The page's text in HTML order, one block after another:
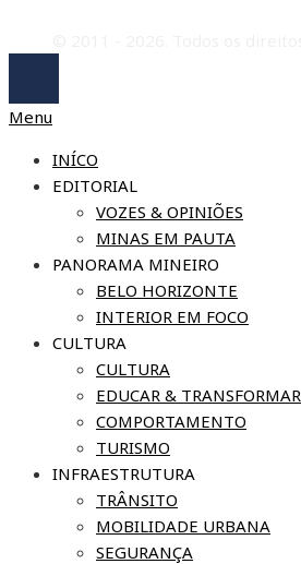
Menu
INÍCO
EDITORIAL
VOZES & OPINIÕES
MINAS EM PAUTA
PANORAMA MINEIRO
BELO HORIZONTE
INTERIOR EM FOCO
CULTURA
CULTURA
EDUCAR & TRANSFORMAR
COMPORTAMENTO
TURISMO
INFRAESTRUTURA
TRÂNSITO
MOBILIDADE URBANA
SEGURANÇA